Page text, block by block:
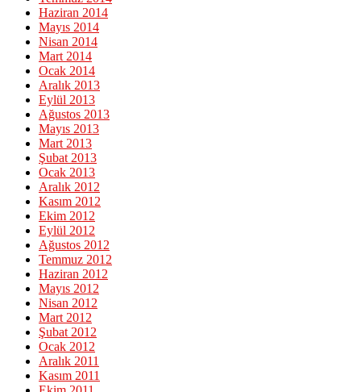
Haziran 2014
Mayıs 2014
Nisan 2014
Mart 2014
Ocak 2014
Aralık 2013
Eylül 2013
Ağustos 2013
Mayıs 2013
Mart 2013
Şubat 2013
Ocak 2013
Aralık 2012
Kasım 2012
Ekim 2012
Eylül 2012
Ağustos 2012
Temmuz 2012
Haziran 2012
Mayıs 2012
Nisan 2012
Mart 2012
Şubat 2012
Ocak 2012
Aralık 2011
Kasım 2011